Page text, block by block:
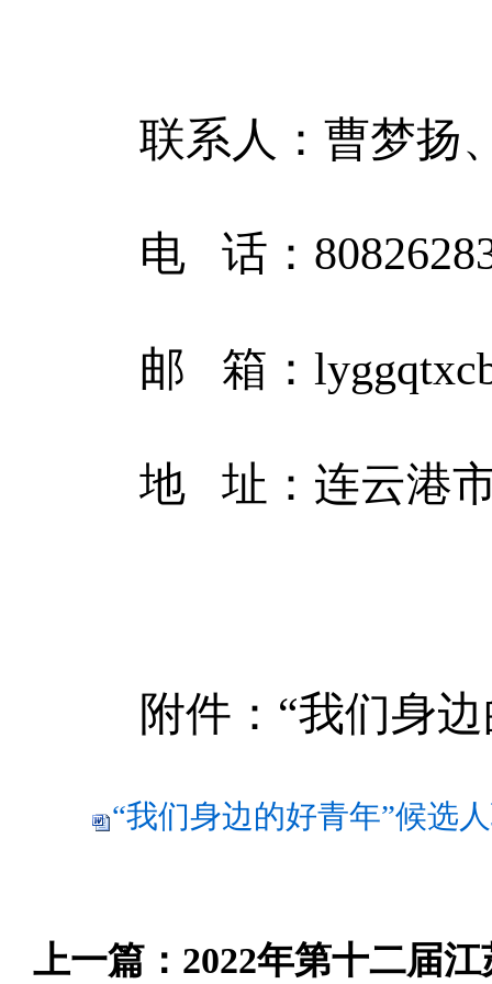
联系人：曹梦扬
电 话：
邮 箱：
地 址：连云港
附件： “我们身
“我们身边的好青年”候选
上一篇： 2022年第十二届